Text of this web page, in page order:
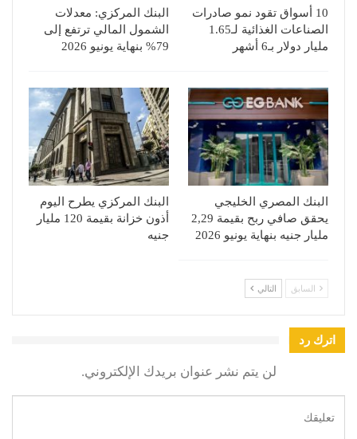
10 أسواق تقود نمو صادرات
الصناعات الغذائية لـ1.65
مليار دولار بـ6 أشهر
البنك المركزي: معدلات
الشمول المالي ترتفع إلى
79% بنهاية يونيو 2026
البنك المصري الخليجي
يحقق صافي ربح بقيمة 2,29
مليار جنيه بنهاية يونيو 2026
البنك المركزي يطرح اليوم
أذون خزانة بقيمة 120 مليار
جنيه
السابق التالي
اترك رد
لن يتم نشر عنوان بريدك الإلكتروني.